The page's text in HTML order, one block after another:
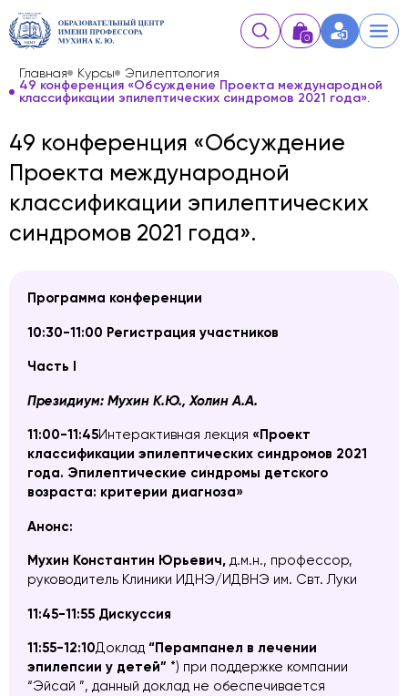
0
Главная Курсы Эпилептология
49 конференция «Обсуждение Проекта международной
классификации эпилептических синдромов 2021 года».
49 конференция «Обсуждение
Проекта международной
классификации эпилептических
синдромов 2021 года».
Программа конференции
10:30-11:00 Регистрация участников
Часть I
Президиум: Мухин К.Ю., Холин А.А.
11:00-11:45Интерактивная лекция «Проект
классификации эпилептических синдромов 2021
года. Эпилептические синдромы детского
возраста: критерии диагноза»
Анонс:
Мухин Константин Юрьевич, д.м.н., профессор,
руководитель Клиники ИДНЭ/ИДВНЭ им. Свт. Луки
11:45-11:55 Дискуссия
11:55-12:10Доклад “Перампанел в лечении
эпилепсии у детей” *) при поддержке компании
“Эйсай ”, данный доклад не обеспечивается